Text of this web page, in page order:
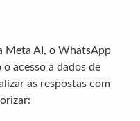
Meta AI, o WhatsApp
acesso a dados de
as respostas com